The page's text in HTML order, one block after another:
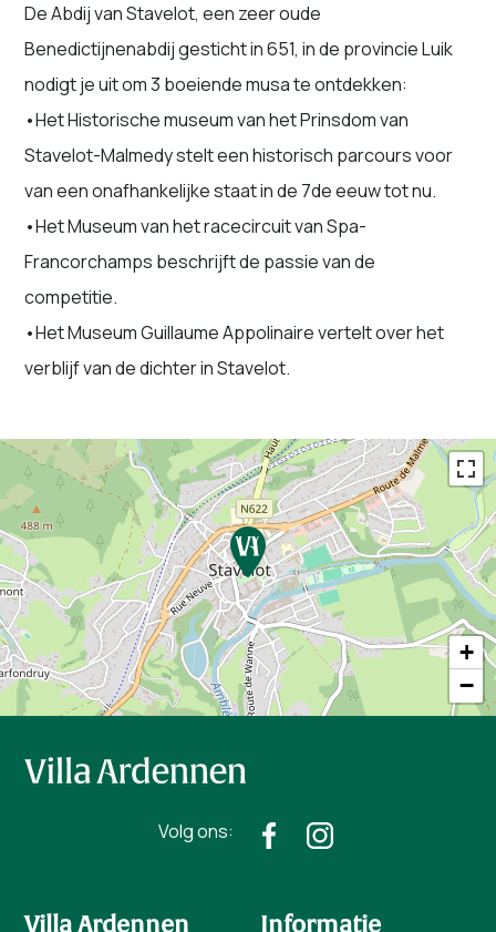
De Abdij van Stavelot, een zeer oude
Benedictijnenabdij gesticht in 651, in de provincie Luik
nodigt je uit om 3 boeiende musa te ontdekken:
•Het Historische museum van het Prinsdom van
Stavelot-Malmedy stelt een historisch parcours voor
van een onafhankelijke staat in de 7de eeuw tot nu.
•Het Museum van het racecircuit van Spa-
Francorchamps beschrijft de passie van de
competitie.
•Het Museum Guillaume Appolinaire vertelt over het
verblijf van de dichter in Stavelot.
+
−
Volg ons:
Villa Ardennen Informatie